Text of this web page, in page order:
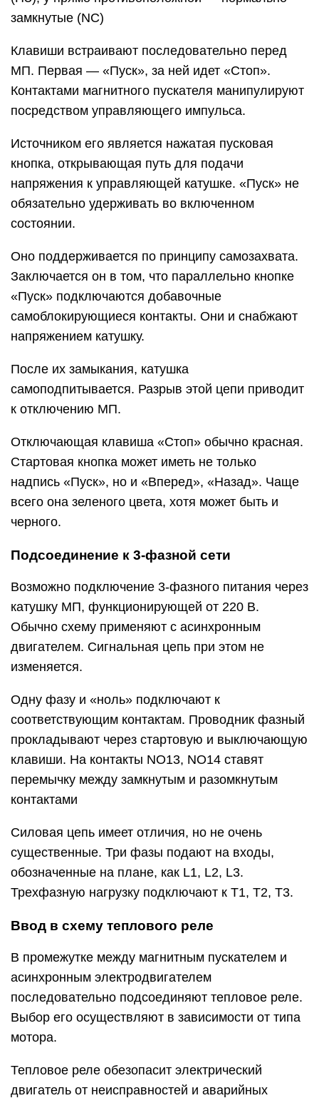
замкнутые (NC)
Клавиши встраивают последовательно перед
МП. Первая — «Пуск», за ней идет «Стоп».
Контактами магнитного пускателя манипулируют
посредством управляющего импульса.
Источником его является нажатая пусковая
кнопка, открывающая путь для подачи
напряжения к управляющей катушке. «Пуск» не
обязательно удерживать во включенном
состоянии.
Оно поддерживается по принципу самозахвата.
Заключается он в том, что параллельно кнопке
«Пуск» подключаются добавочные
самоблокирующиеся контакты. Они и снабжают
напряжением катушку.
После их замыкания, катушка
самоподпитывается. Разрыв этой цепи приводит
к отключению МП.
Отключающая клавиша «Стоп» обычно красная.
Стартовая кнопка может иметь не только
надпись «Пуск», но и «Вперед», «Назад». Чаще
всего она зеленого цвета, хотя может быть и
черного.
Подсоединение к 3-фазной сети
Возможно подключение 3-фазного питания через
катушку МП, функционирующей от 220 В.
Обычно схему применяют с асинхронным
двигателем. Сигнальная цепь при этом не
изменяется.
Одну фазу и «ноль» подключают к
соответствующим контактам. Проводник фазный
прокладывают через стартовую и выключающую
клавиши. На контакты NO13, NO14 ставят
перемычку между замкнутым и разомкнутым
контактами
Силовая цепь имеет отличия, но не очень
существенные. Три фазы подают на входы,
обозначенные на плане, как L1, L2, L3.
Трехфазную нагрузку подключают к T1, T2, T3.
Ввод в схему теплового реле
В промежутке между магнитным пускателем и
асинхронным электродвигателем
последовательно подсоединяют тепловое реле.
Выбор его осуществляют в зависимости от типа
мотора.
Тепловое реле обезопасит электрический
двигатель от неисправностей и аварийных